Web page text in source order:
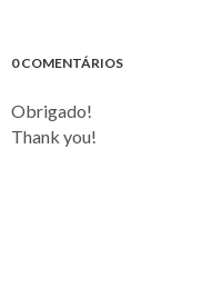
0 COMENTÁRIOS
Obrigado!
Thank you!